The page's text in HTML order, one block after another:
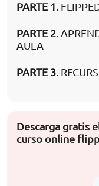
PARTE 1.
PARTE 2.
AULA
PARTE 3.
Descarga gratis
curso online